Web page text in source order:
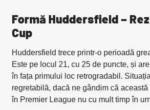
Formă Huddersfield –
Cup
Huddersfield trece printr-o perioadă
Este pe locul 21, cu 25 de puncte, și
în fața primului loc retrogradabil.
regretabilă, dacă ne gândim că
în Premier League nu cu mult timp în